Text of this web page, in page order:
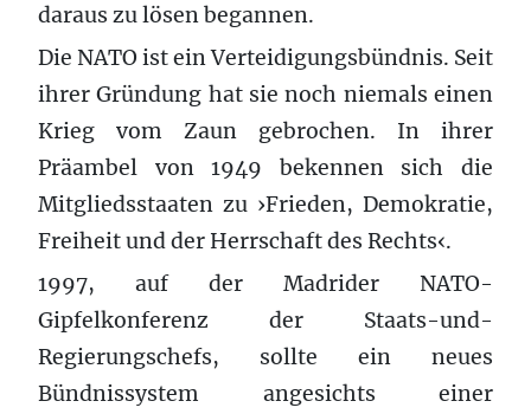
daraus zu lösen begannen.
Die NATO ist ein Verteidigungsbündnis. Seit
ihrer Gründung hat sie noch niemals einen
Krieg vom Zaun gebrochen. In ihrer
Präambel von 1949 bekennen sich die
Mitgliedsstaaten zu ›Frieden, Demokratie,
Freiheit und der Herrschaft des Rechts‹.
1997, auf der Madrider NATO-
Gipfelkonferenz der Staats-und-
Regierungschefs, sollte ein neues
Bündnissystem angesichts einer